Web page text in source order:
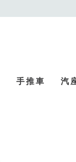
手推車 汽